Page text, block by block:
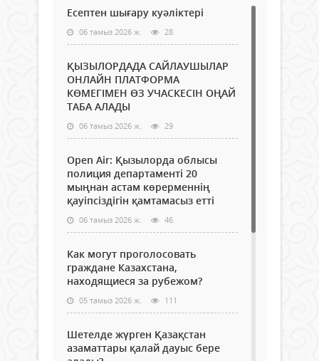
Есептен шығару куәліктері
06 тамыз 2026 ж. 28
ҚЫЗЫЛОРДАДА САЙЛАУШЫЛАР
ОНЛАЙН ПЛАТФОРМА
КӨМЕГІМЕН ӨЗ УЧАСКЕСІН ОҢАЙ
ТАБА АЛАДЫ
06 тамыз 2026 ж. 29
Open Air: Қызылорда облысы
полиция департаменті 20
мыңнан астам көрерменнің
қауіпсіздігін қамтамасыз етті
06 тамыз 2026 ж. 46
Как могут проголосовать
граждане Казахстана,
находящиеся за рубежом?
05 тамыз 2026 ж. 111
Шетелде жүрген Қазақстан
азаматтары қалай дауыс бере